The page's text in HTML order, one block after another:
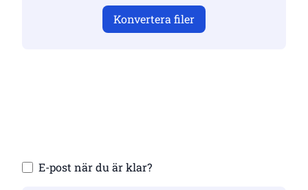
Konvertera filer
E-post när du är klar?